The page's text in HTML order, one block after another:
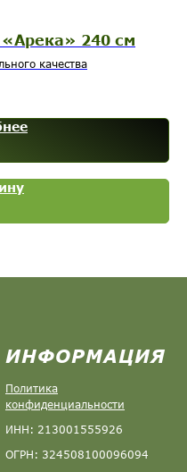
240 см
качества
ИНФОРМАЦИЯ
Политика
конфиденциальности
ИНН: 213001555926
ОГРН: 324508100096094